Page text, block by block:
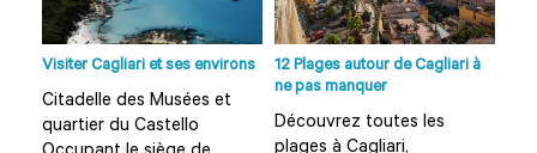
Visiter Cagliari et ses environs
Citadelle des Musées et
quartier du Castello
12 Plages autour de Cagliari à
ne pas manquer
Découvrez toutes les
plages à Cagliari,